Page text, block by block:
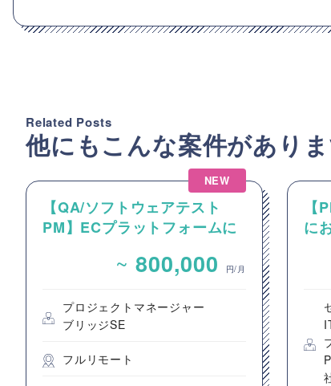
Related Posts
他にもこんな案件があり
NEW
【QA/ソフトウェアテスト
PM】ECプラットフォームに
PM・PL案件
~ 800,000 円/月
プロジェクトマネージャー
ブリッジSE
フルリモート
【
に